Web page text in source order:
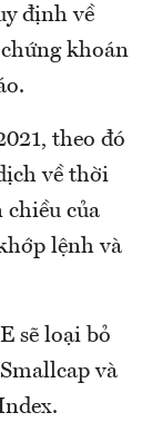
định về
khoán
theo đó
về thời
chiều của
lệnh và
sẽ loại bỏ
và